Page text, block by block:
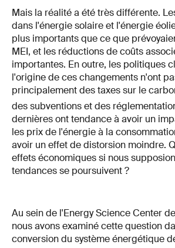
Mais la réalité a été très différente.
dans l'énergie solaire et l'énergie
plus importants que ce que
MEI, et les réductions de coûts
importantes. En outre, les politiques
l'origine de ces changements n'ont
principalement des taxes sur le
des subventions et des
dernières ont tendance à avoir un
les prix de l'énergie à la
avoir un effet de distorsion moindre.
effets économiques si nous
tendances se poursuivent ?
Au sein de l'Energy Science Center
nous avons examiné cette question
conversion du système énergétique